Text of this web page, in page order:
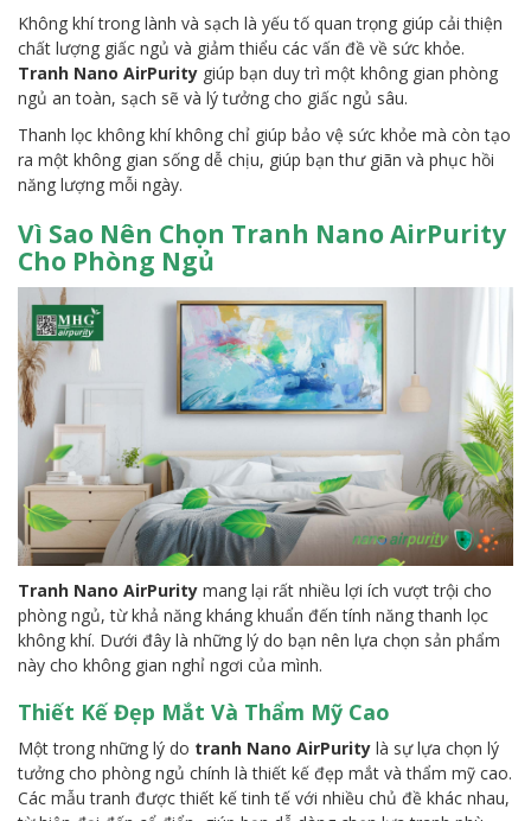
Không khí trong lành và sạch là yếu tố quan trọng giúp cải thiện
chất lượng giấc ngủ và giảm thiểu các vấn đề về sức khỏe.
Tranh Nano AirPurity giúp bạn duy trì một không gian phòng
ngủ an toàn, sạch sẽ và lý tưởng cho giấc ngủ sâu.
Thanh lọc không khí không chỉ giúp bảo vệ sức khỏe mà còn tạo
ra một không gian sống dễ chịu, giúp bạn thư giãn và phục hồi
năng lượng mỗi ngày.
Vì Sao Nên Chọn Tranh Nano AirPurity
Cho Phòng Ngủ
Tranh Nano AirPurity mang lại rất nhiều lợi ích vượt trội cho
phòng ngủ, từ khả năng kháng khuẩn đến tính năng thanh lọc
không khí. Dưới đây là những lý do bạn nên lựa chọn sản phẩm
này cho không gian nghỉ ngơi của mình.
Thiết Kế Đẹp Mắt Và Thẩm Mỹ Cao
Một trong những lý do tranh Nano AirPurity là sự lựa chọn lý
tưởng cho phòng ngủ chính là thiết kế đẹp mắt và thẩm mỹ cao.
Các mẫu tranh được thiết kế tinh tế với nhiều chủ đề khác nhau,